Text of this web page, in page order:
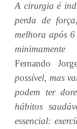
A cirurgia é
perda de
melhora após 6
minimamente
Fernando
possível, mas
podem ter
hábitos
essencial: